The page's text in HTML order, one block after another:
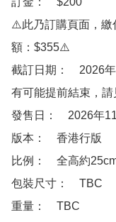
⚠️此乃訂購頁面，繳
額：$355⚠️
截訂日期：　2026
有可能提前結束，請
發售日：　2026年
版本：　香港行版
比例：　全高約
包裝尺寸：　TBC
重量：　TBC